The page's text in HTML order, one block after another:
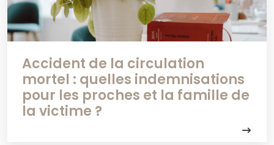
Accident de la circulation
mortel : quelles indemnisations
pour les proches et la famille de
la victime ?